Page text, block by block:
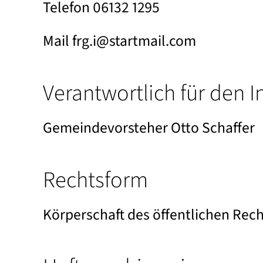
Telefon 06132 1295
Mail frg.i@startmail.com
Verantwortlich für den
Gemeindevorsteher Otto Schaffer
Rechtsform
Körperschaft des öffentlichen